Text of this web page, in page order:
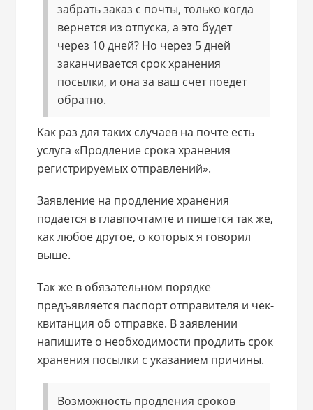
забрать заказ с почты, только когда
вернется из отпуска, а это будет
через 10 дней? Но через 5 дней
заканчивается срок хранения
посылки, и она за ваш счет поедет
обратно.
Как раз для таких случаев на почте есть
услуга «Продление срока хранения
регистрируемых отправлений».
Заявление на продление хранения
подается в главпочтамте и пишется так же,
как любое другое, о которых я говорил
выше.
Так же в обязательном порядке
предъявляется паспорт отправителя и чек-
квитанция об отправке. В заявлении
напишите о необходимости продлить срок
хранения посылки с указанием причины.
Возможность продления сроков